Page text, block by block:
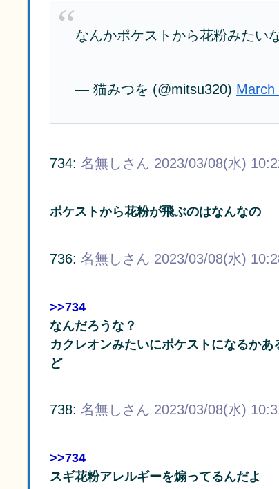
なんかポケストから花粉みたい
— 猫みつを (@mitsu320) March
734: 名無しさん 2023/03/08(水)
ポケストから花粉が飛ぶのはなんなの
736: 名無しさん 2023/03/08(水)
>>734
なんだろうな？
カクレオンみたいにポケストになるか
ど
738: 名無しさん 2023/03/08(水)
>>734
スギ花粉アレルギーを煽ってるんだよ